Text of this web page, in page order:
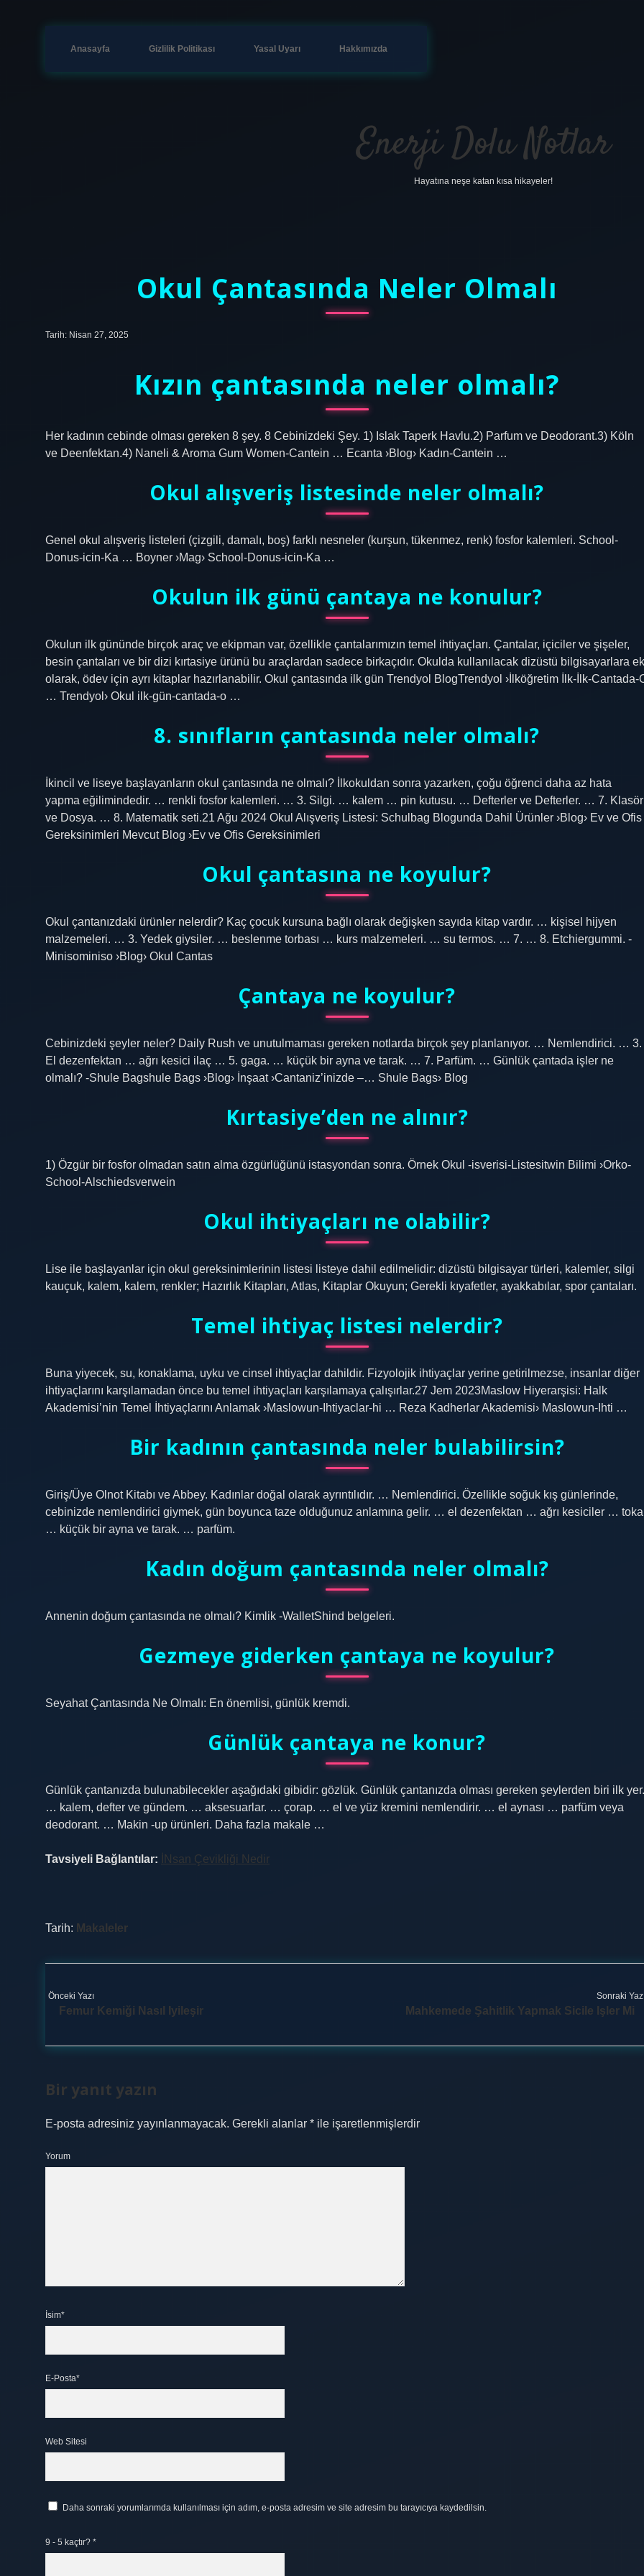
Anasayfa Gizlilik Politikası Yasal Uyarı Hakkımızda
Enerji Dolu Notlar
Hayatına neşe katan kısa hikayeler!
Okul Çantasında Neler Olmalı
Tarih: Nisan 27, 2025
Kızın çantasında neler olmalı?
Her kadının cebinde olması gereken 8 şey. 8 Cebinizdeki Şey. 1) Islak Taperk Havlu.2) Parfum ve Deodorant.3) Köln
ve Deenfektan.4) Naneli & Aroma Gum Women-Cantein … Ecanta ›Blog› Kadın-Cantein …
Okul alışveriş listesinde neler olmalı?
Genel okul alışveriş listeleri (çizgili, damalı, boş) farklı nesneler (kurşun, tükenmez, renk) fosfor kalemleri. School-
Donus-icin-Ka … Boyner ›Mag› School-Donus-icin-Ka …
Okulun ilk günü çantaya ne konulur?
Okulun ilk gününde birçok araç ve ekipman var, özellikle çantalarımızın temel ihtiyaçları. Çantalar, içiciler ve şişeler,
besin çantaları ve bir dizi kırtasiye ürünü bu araçlardan sadece birkaçıdır. Okulda kullanılacak dizüstü bilgisayarlara ek
olarak, ödev için ayrı kitaplar hazırlanabilir. Okul çantasında ilk gün Trendyol BlogTrendyol ›İlköğretim İlk-İlk-Cantada-
… Trendyol› Okul ilk-gün-cantada-o …
8. sınıfların çantasında neler olmalı?
İkincil ve liseye başlayanların okul çantasında ne olmalı? İlkokuldan sonra yazarken, çoğu öğrenci daha az hata
yapma eğilimindedir. … renkli fosfor kalemleri. … 3. Silgi. … kalem … pin kutusu. … Defterler ve Defterler. … 7. Klasör
ve Dosya. … 8. Matematik seti.21 Ağu 2024 Okul Alışveriş Listesi: Schulbag Blogunda Dahil Ürünler ›Blog› Ev ve Ofis
Gereksinimleri Mevcut Blog ›Ev ve Ofis Gereksinimleri
Okul çantasına ne koyulur?
Okul çantanızdaki ürünler nelerdir? Kaç çocuk kursuna bağlı olarak değişken sayıda kitap vardır. … kişisel hijyen
malzemeleri. … 3. Yedek giysiler. … beslenme torbası … kurs malzemeleri. … su termos. … 7. … 8. Etchiergummi. -
Minisominiso ›Blog› Okul Cantas
Çantaya ne koyulur?
Cebinizdeki şeyler neler? Daily Rush ve unutulmaması gereken notlarda birçok şey planlanıyor. … Nemlendirici. … 3.
El dezenfektan … ağrı kesici ilaç … 5. gaga. … küçük bir ayna ve tarak. … 7. Parfüm. … Günlük çantada işler ne
olmalı? -Shule Bagshule Bags ›Blog› İnşaat ›Cantaniz’inizde –… Shule Bags› Blog
Kırtasiye’den ne alınır?
1) Özgür bir fosfor olmadan satın alma özgürlüğünü istasyondan sonra. Örnek Okul -isverisi-Listesitwin Bilimi ›Orko-
School-Alschiedsverwein
Okul ihtiyaçları ne olabilir?
Lise ile başlayanlar için okul gereksinimlerinin listesi listeye dahil edilmelidir: dizüstü bilgisayar türleri, kalemler, silgi
kauçuk, kalem, kalem, renkler; Hazırlık Kitapları, Atlas, Kitaplar Okuyun; Gerekli kıyafetler, ayakkabılar, spor çantaları.
Temel ihtiyaç listesi nelerdir?
Buna yiyecek, su, konaklama, uyku ve cinsel ihtiyaçlar dahildir. Fizyolojik ihtiyaçlar yerine getirilmezse, insanlar diğer
ihtiyaçlarını karşılamadan önce bu temel ihtiyaçları karşılamaya çalışırlar.27 Jem 2023Maslow Hiyerarşisi: Halk
Akademisi’nin Temel İhtiyaçlarını Anlamak ›Maslowun-Ihtiyaclar-hi … Reza Kadherlar Akademisi› Maslowun-Ihti …
Bir kadının çantasında neler bulabilirsin?
Giriş/Üye Olnot Kitabı ve Abbey. Kadınlar doğal olarak ayrıntılıdır. … Nemlendirici. Özellikle soğuk kış günlerinde,
cebinizde nemlendirici giymek, gün boyunca taze olduğunuz anlamına gelir. … el dezenfektan … ağrı kesiciler …
… küçük bir ayna ve tarak. … parfüm.
Kadın doğum çantasında neler olmalı?
Annenin doğum çantasında ne olmalı? Kimlik -WalletShind belgeleri.
Gezmeye giderken çantaya ne koyulur?
Seyahat Çantasında Ne Olmalı: En önemlisi, günlük kremdi.
Günlük çantaya ne konur?
Günlük çantanızda bulunabilecekler aşağıdaki gibidir: gözlük. Günlük çantanızda olması gereken şeylerden biri ilk yer.
… kalem, defter ve gündem. … aksesuarlar. … çorap. … el ve yüz kremini nemlendirir. … el aynası … parfüm veya
deodorant. … Makin -up ürünleri. Daha fazla makale …
Tavsiyeli Bağlantılar: İNsan Çevikliği Nedir
Tarih: Makaleler
Önceki Yazı
Femur Kemiği Nasıl Iyileşir
Sonraki
Mahkemede Şahitlik Yapmak Sicile Işler Mi
Bir yanıt yazın
E-posta adresiniz yayınlanmayacak. Gerekli alanlar * ile işaretlenmişlerdir
Yorum
İsim*
E-Posta*
Web Sitesi
Daha sonraki yorumlarımda kullanılması için adım, e-posta adresim ve site adresim bu tarayıcıya kaydedilsin.
9 - 5 kaçtır? *